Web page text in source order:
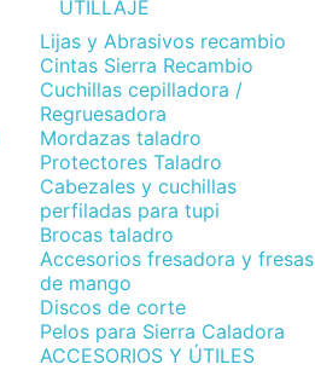
UTILLAJE
Lijas y Abrasivos recambio
Cintas Sierra Recambio
Cuchillas cepilladora /
Regruesadora
Mordazas taladro
Protectores Taladro
Cabezales y cuchillas
perfiladas para tupi
Brocas taladro
Accesorios fresadora y fresas
de mango
Discos de corte
Pelos para Sierra Caladora
ACCESORIOS Y ÚTILES